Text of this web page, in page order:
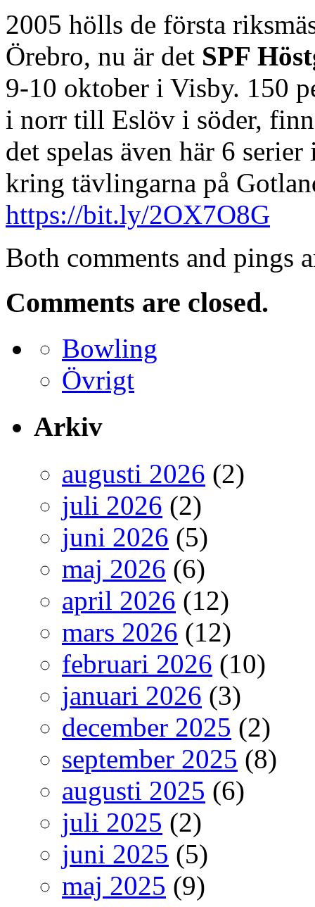
2005 hölls de första
Örebro, nu är det SPF
9-10 oktober i Visby. 150
i norr till Eslöv i söder,
det spelas även här 6
kring tävlingarna på
https://bit.ly/2OX7O8G
Both comments and pings
Comments are closed.
Bowling
Övrigt
Arkiv
augusti 2026 (2)
juli 2026 (2)
juni 2026 (5)
maj 2026 (6)
april 2026 (12)
mars 2026 (12)
februari 2026 (10)
januari 2026 (3)
december 2025 (2)
september 2025 (8)
augusti 2025 (6)
juli 2025 (2)
juni 2025 (5)
maj 2025 (9)